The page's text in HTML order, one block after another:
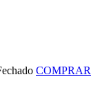
COMPRAR